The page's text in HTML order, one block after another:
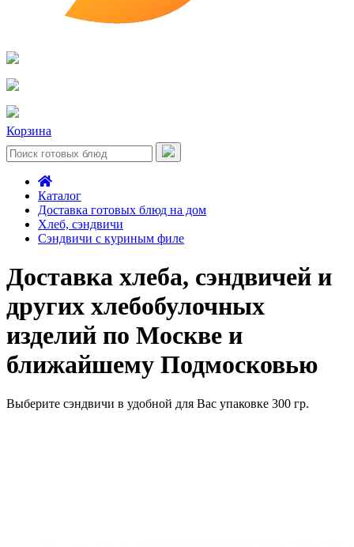
Корзина
Каталог
Доставка готовых блюд на дом
Хлеб, сэндвичи
Сэндвичи с куриным филе
Доставка хлеба, сэндвичей и
других хлебобулочных
изделий по Москве и
ближайшему Подмосковью
Выберите сэндвичи в удобной для Вас упаковке 300 гр.